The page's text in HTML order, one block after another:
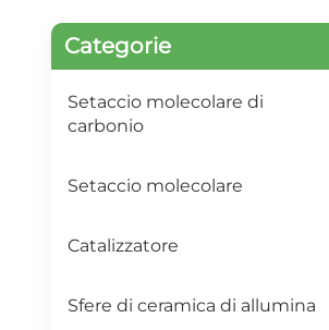
Categorie
Setaccio molecolare di
carbonio
Setaccio molecolare
Catalizzatore
Sfere di ceramica di allumina